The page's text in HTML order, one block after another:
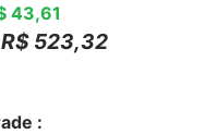
43,61
R$ 523,32
: